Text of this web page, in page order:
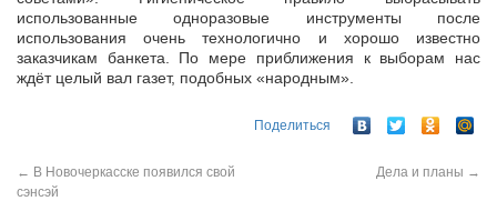
использованные одноразовые инструменты после
использования очень технологично и хорошо известно
заказчикам банкета. По мере приближения к выборам нас
ждёт целый вал газет, подобных «народным».
Поделиться
← В Новочеркасске появился свой
сэнсэй
Дела и планы →